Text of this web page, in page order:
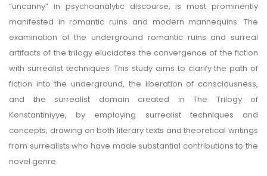
“uncanny” in psychoanalytic discourse, is most prominently
manifested in romantic ruins and modern mannequins. The
examination of the underground romantic ruins and surreal
artifacts of the trilogy elucidates the convergence of the fiction
with surrealist techniques. This study aims to clarify the path of
fiction into the underground, the liberation of consciousness,
and the surrealist domain created in The Trilogy of
Konstantiniyye, by employing surrealist techniques and
concepts, drawing on both literary texts and theoretical writings
from surrealists who have made substantial contributions to the
novel genre.